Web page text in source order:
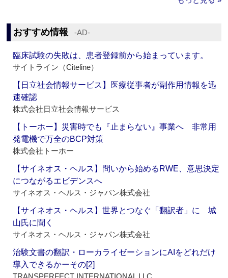
おすすめ情報 ‐AD‐
臨床試験の失敗は、患者登録前から始まっています。
サイトライン（Citeline）
【日立社会情報サービス】医療従事者が副作用情報を迅
速確認
株式会社日立社会情報サービス
【トーホー】災害時でも『止まらない』事業へ 非常用
発電機で万全のBCP対策
株式会社トーホー
【サイネオス・ヘルス】問いから始めるRWE、意思決定
につながるエビデンスへ
サイネオス・ヘルス・ジャパン株式会社
【サイネオス・ヘルス】世界とつなぐ「翻訳者」に 城
山氏に聞く
サイネオス・ヘルス・ジャパン株式会社
治験文書の翻訳・ローカライゼーションにAIをどれだけ
導入できるかーその[2]